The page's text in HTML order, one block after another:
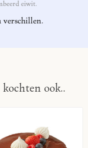
eiwit.
verschillen.
ook..